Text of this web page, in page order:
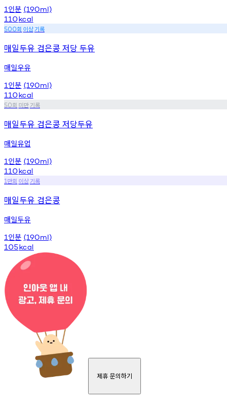
1 인분 (190ml)
110kcal
500회 이상기록
매일두유 검은콩 저당 두유
매일우유
1 인분 (190ml)
110kcal
50회 미만기록
매일두유 검은콩 저당두유
매일유업
1 인분 (190ml)
110kcal
1 만회 이상기록
매일두유 검은콩
매일두유
1 인분 (190ml)
105kcal
제휴 문의하기